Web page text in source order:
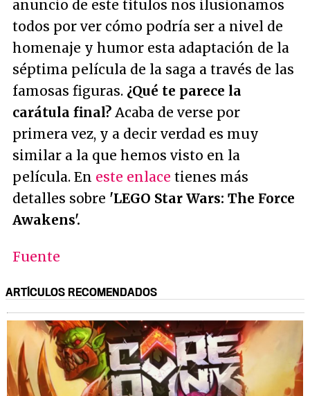
anuncio de este títulos nos ilusionamos
todos por ver cómo podría ser a nivel de
homenaje y humor esta adaptación de la
séptima película de la saga a través de las
famosas figuras. ¿Qué te parece la
carátula final? Acaba de verse por
primera vez, y a decir verdad es muy
similar a la que hemos visto en la
película. En este enlace tienes más
detalles sobre 'LEGO Star Wars: The Force
Awakens'.
Fuente
ARTÍCULOS RECOMENDADOS